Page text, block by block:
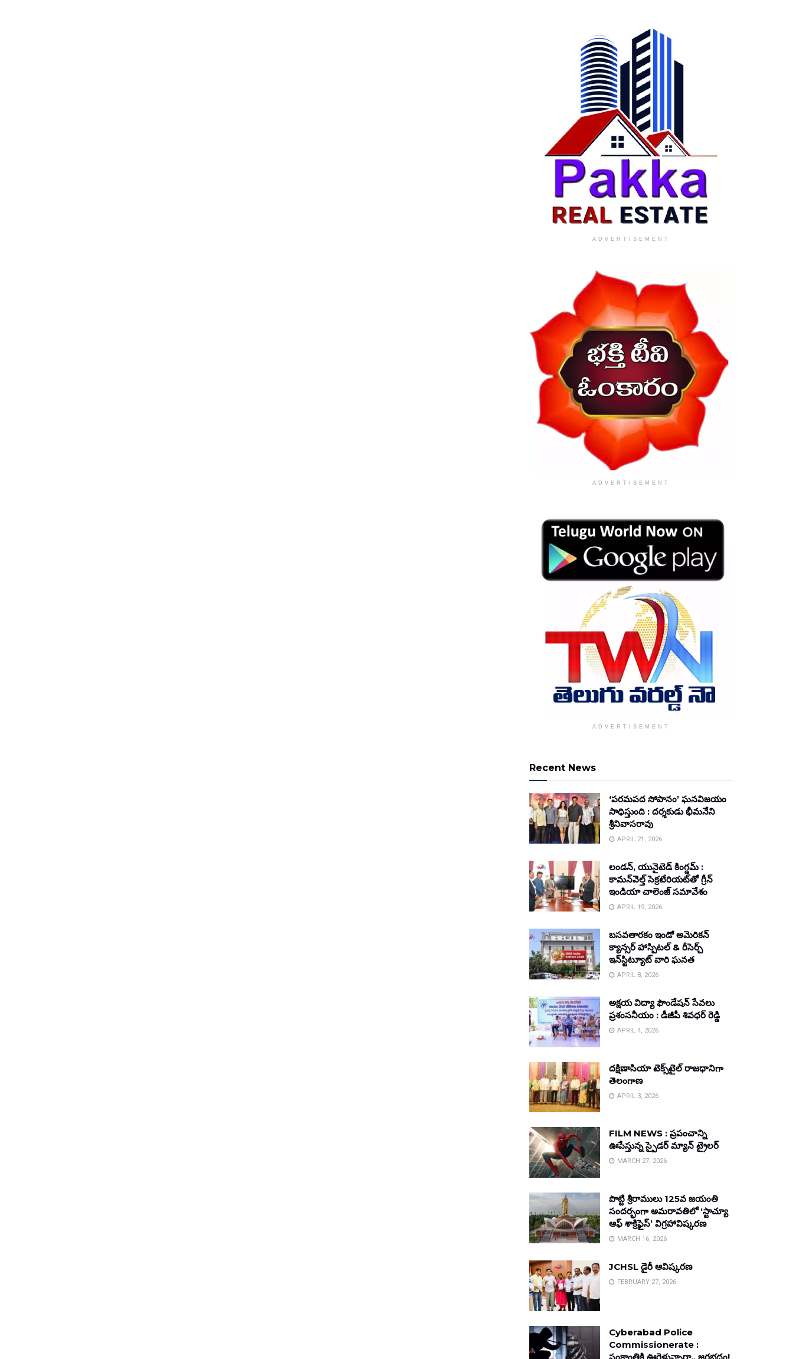
ADVERTISEMENT
ADVERTISEMENT
ADVERTISEMENT
Recent News
‘పరమపద సోపానం’ ఘనవిజయం
సాధిస్తుంది : దర్శకుడు భీమనేని
శ్రీనివాసరావు
APRIL 21, 2026
లండన్, యునైటెడ్ కింగ్డమ్ :
కామన్‌వెల్త్ సెక్రటేరియట్‌తో గ్రీన్
ఇండియా చాలెంజ్ సమావేశం
APRIL 19, 2026
బసవతారకం ఇండో అమెరికన్
క్యాన్సర్ హాస్పిటల్ & రీసెర్చ్
ఇన్‌స్టిట్యూట్ వారి ఘనత
APRIL 8, 2026
అక్షయ విద్యా ఫౌండేషన్ సేవలు
ప్రశంసనీయం : డీజీపీ శివధర్ రెడ్డి
APRIL 4, 2026
దక్షిణాసియా టెక్స్‌టైల్ రాజధానిగా
తెలంగాణ
APRIL 3, 2026
FILM NEWS : ప్రపంచాన్ని
ఊపేస్తున్న స్పైడర్ మ్యాన్ ట్రైలర్
MARCH 27, 2026
పొట్టి శ్రీరాములు 125వ జయంతి
సందర్భంగా అమరావతిలో ‘స్టాచ్యూ
ఆఫ్ శాక్రిఫైస్’ విగ్రహావిష్కరణ
MARCH 16, 2026
JCHSL డైరీ ఆవిష్కరణ
FEBRUARY 27, 2026
Cyberabad Police
Commissionerate :